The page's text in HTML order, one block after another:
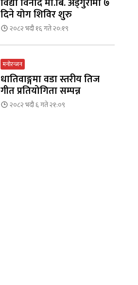
दिने योग शिविर शुरु
२०८२ भदौ १६ गते २०:१९
मनोरन्जन
धातिवाङ्गमा वडा स्तरीय तिज
गीत प्रतियोगिता सम्पन्न
२०८२ भदौ ६ गते २१:०९